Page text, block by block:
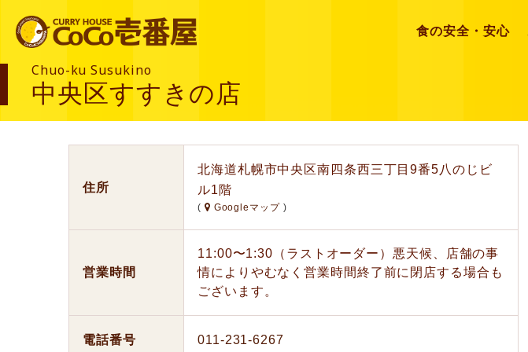
食の安全・安心
Chuo-ku Susukino
中央区すすきの店
住所
北海道札幌市中央区南四条西三丁目9番5八のじビ
ル1階
( Googleマップ )
営業時間
11:00〜1:30（ラストオーダー）悪天候、店舗の事
情によりやむなく営業時間終了前に閉店する場合も
ございます。
電話番号 011-231-6267